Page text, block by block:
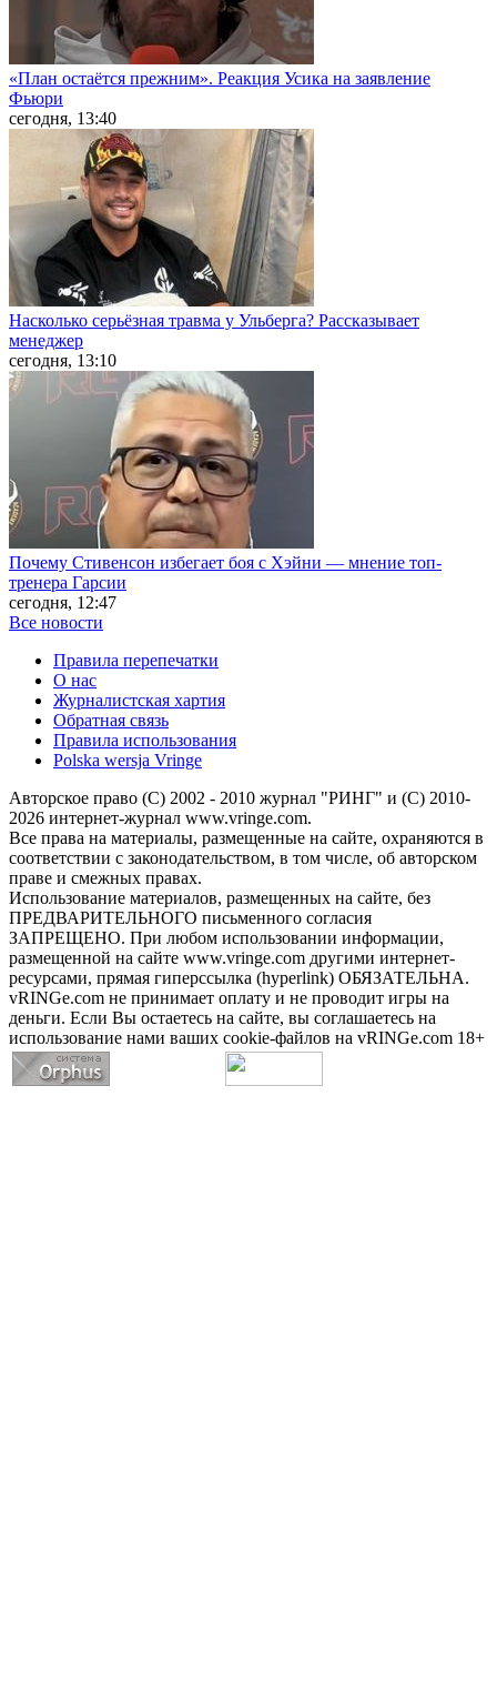
«План остаётся прежним». Реакция Усика на заявление
Фьюри
сегодня, 13:40
Насколько серьёзная травма у Ульберга? Рассказывает
менеджер
сегодня, 13:10
Почему Стивенсон избегает боя с Хэйни — мнение топ-
тренера Гарсии
сегодня, 12:47
Все новости
Правила перепечатки
О нас
Журналистская хартия
Обратная связь
Правила использования
Polska wersja Vringe
Авторское право (С) 2002 - 2010 журнал "РИНГ" и (С) 2010-
2026 интернет-журнал www.vringe.com.
Все права на материалы, размещенные на сайте, охраняются в
соответствии с законодательством, в том числе, об авторском
праве и смежных правах.
Использование материалов, размещенных на сайте, без
ПРЕДВАРИТЕЛЬНОГО письменного согласия
ЗАПРЕЩЕНО. При любом использовании информации,
размещенной на сайте www.vringe.com другими интернет-
ресурсами, прямая гиперссылка (hyperlink) ОБЯЗАТЕЛЬНА.
vRINGe.com не принимает оплату и не проводит игры на
деньги. Если Вы остаетесь на сайте, вы соглашаетесь на
использование нами ваших cookie-файлов на vRINGe.com 18+